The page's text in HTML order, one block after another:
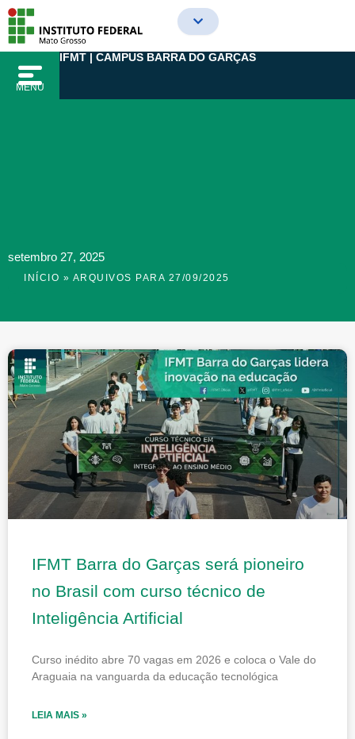
para
conteúdo
MENU
IFMT | CAMPUS BARRA DO GARÇAS
setembro 27, 2025
INÍCIO » ARQUIVOS PARA 27/09/2025
IFMT Barra do Garças será pioneiro
no Brasil com curso técnico de
Inteligência Artificial
Curso inédito abre 70 vagas em 2026 e coloca o Vale do
Araguaia na vanguarda da educação tecnológica
LEIA MAIS »